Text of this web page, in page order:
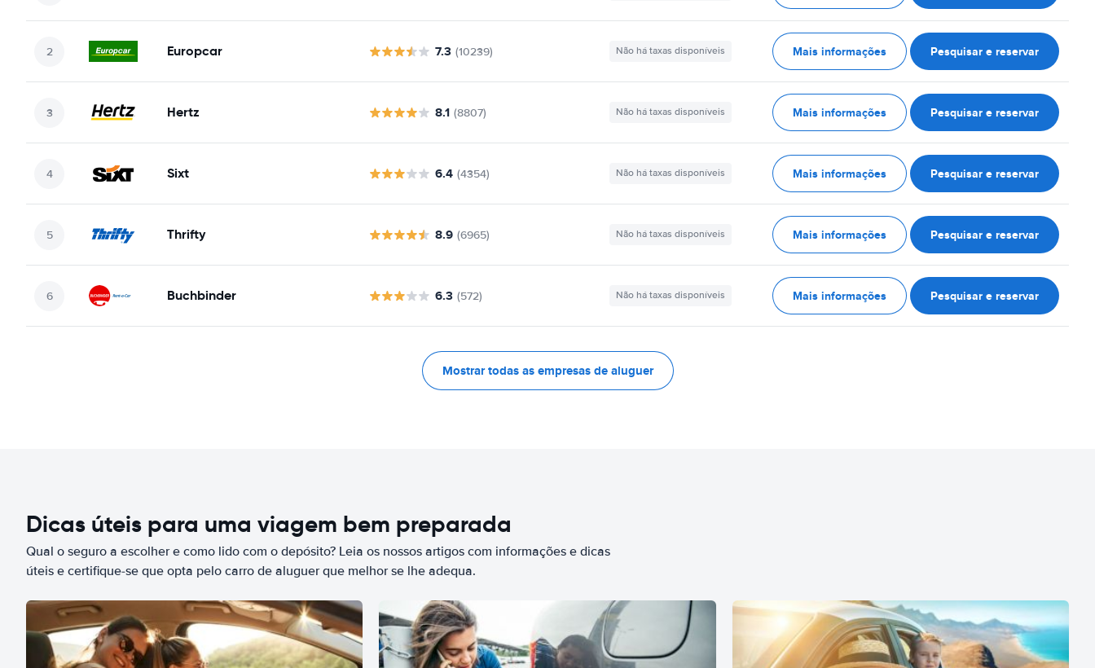
Europcar 7.3 (10239) Não há taxas disponíveis Mais informações Pesquisar e reservar
Hertz 8.1 (8807) Não há taxas disponíveis Mais informações Pesquisar e reservar
Sixt 6.4 (4354) Não há taxas disponíveis Mais informações Pesquisar e reservar
Thrifty 8.9 (6965) Não há taxas disponíveis Mais informações Pesquisar e reservar
Buchbinder 6.3 (572) Não há taxas disponíveis Mais informações Pesquisar e reservar
Mostrar todas as empresas de aluguer
Dicas úteis para uma viagem bem preparada
Qual o seguro a escolher e como lido com o depósito? Leia os nossos artigos com informações e dicas
úteis e certifique-se que opta pelo carro de aluguer que melhor se lhe adequa.